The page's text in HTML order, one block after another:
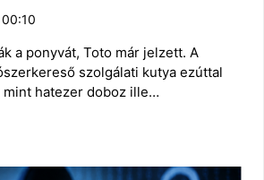
a ponyvát, Toto már jelzett. A
szolgálati kutya ezúttal
hatezer doboz ille…